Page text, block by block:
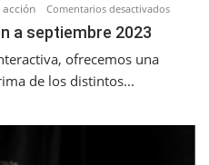
acción Comentarios desactivadosen
a septiembre 2023
ofrecemos una
de los distintos...